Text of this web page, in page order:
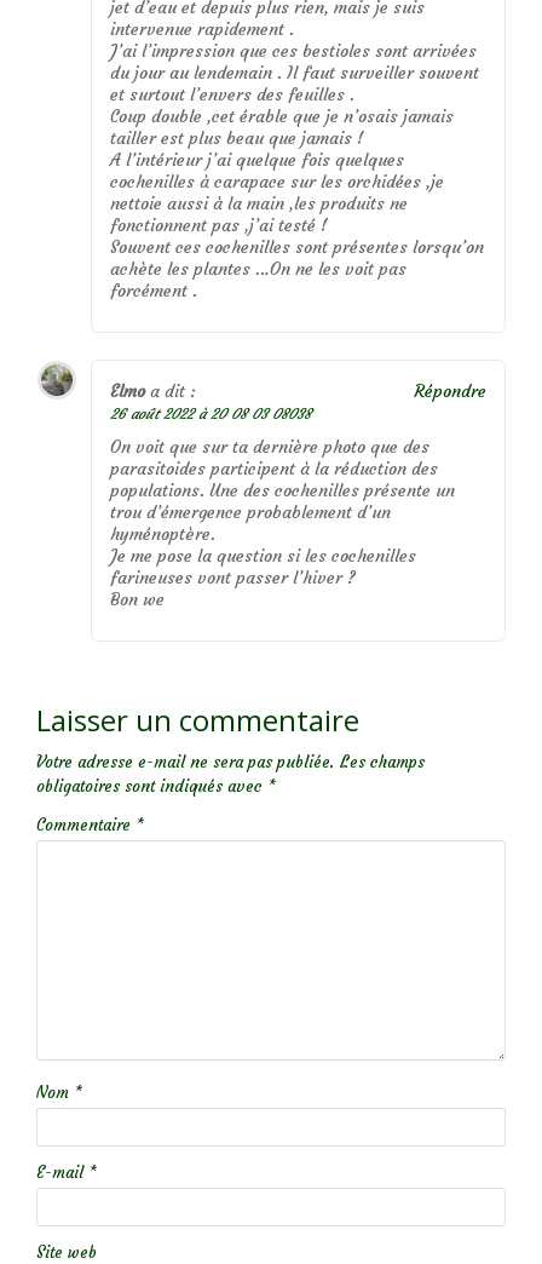
jet d’eau et depuis plus rien, mais je suis
intervenue rapidement .
J’ai l’impression que ces bestioles sont arrivées
du jour au lendemain . Il faut surveiller souvent
et surtout l’envers des feuilles .
Coup double ,cet érable que je n’osais jamais
tailler est plus beau que jamais !
A l’intérieur j’ai quelque fois quelques
cochenilles à carapace sur les orchidées ,je
nettoie aussi à la main ,les produits ne
fonctionnent pas ,j’ai testé !
Souvent ces cochenilles sont présentes lorsqu’on
achète les plantes …On ne les voit pas
forcément .
Elmo a dit :
26 août 2022 à 20 08 03 08038
On voit que sur ta dernière photo que des
parasitoides participent à la réduction des
populations. Une des cochenilles présente un
trou d’émergence probablement d’un
hyménoptère.
Je me pose la question si les cochenilles
farineuses vont passer l’hiver ?
Bon we
Répondre
Laisser un commentaire
Votre adresse e-mail ne sera pas publiée. Les champs
obligatoires sont indiqués avec *
Commentaire *
Nom *
E-mail *
Site web